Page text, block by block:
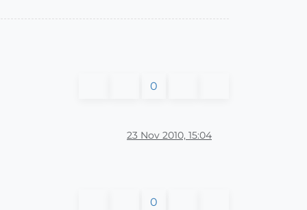
0
23 Nov 2010, 15:04
0